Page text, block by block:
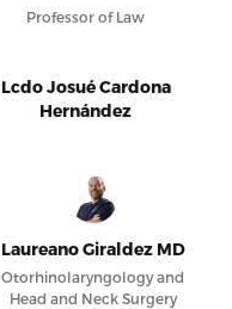
Professor of Law
Lcdo Josué Cardona
Hernández
Laureano Giraldez MD
Otorhinolaryngology and
Head and Neck Surgery